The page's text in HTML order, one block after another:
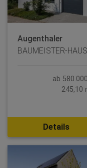
Augenthaler
BAUMEISTER-HAUS
ab
245,10
Details